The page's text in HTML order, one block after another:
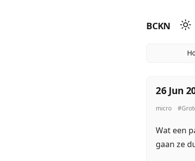
BCKN
26 Jun
micro
Wat een
gaan ze